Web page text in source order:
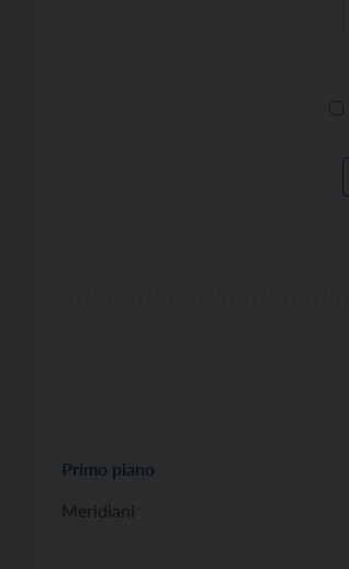
Primo piano
Meridiani